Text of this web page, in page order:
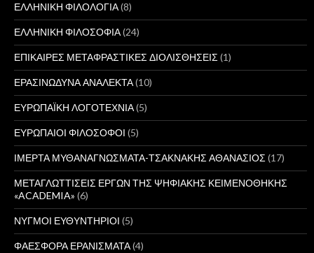
ΕΛΛΗΝΙΚΗ ΦΙΛΟΛΟΓΙΑ(8)
ΕΛΛΗΝΙΚΗ ΦΙΛΟΣΟΦΙΑ(24)
ΕΠΙΚΑΙΡΕΣ ΜΕΤΑΦΡΑΣΤΙΚΕΣ ΔΙΟΛΙΣΘΗΣΕΙΣ(1)
ΕΡΑΣΙΝΩΔΥΝΑ ΑΝΑΛΕΚΤΑ(10)
ΕΥΡΩΠΑΪΚΗ ΛΟΓΟΤΕΧΝΙΑ(5)
ΕΥΡΩΠΑΙΟΙ ΦΙΛΟΣΟΦΟΙ (5)
ΙΜΕΡΤΑ ΜΥΘΑΝΑΓΝΩΣΜΑΤΑ-ΤΣΑΚΝΑΚΗΣ ΑΘΑΝΑΣΙΟΣ(17)
ΜΕΤΑΓΛΩΤΤΙΣΕΙΣ ΕΡΓΩΝ ΤΗΣ ΨΗΦΙΑΚΗΣ ΚΕΙΜΕΝΟΘΗΚΗΣ
«ACADEMIA» (6)
ΝΥΓΜΟΙ ΕΥΘΥΝΤΗΡΙΟΙ (5)
ΦΑΕΣΦΟΡΑ ΕΡΑΝΙΣΜΑΤΑ(4)